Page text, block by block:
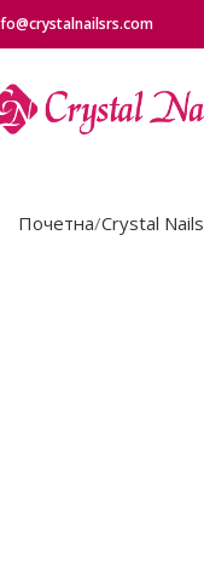
Почетна Crystal Nails